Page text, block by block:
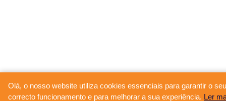
Olá, o nosso website utiliza cookies essenciais para garantir o seu
correcto funcionamento e para melhorar a sua experiência. Ler